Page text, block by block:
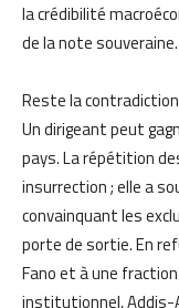
la crédibilité
de la note souveraine.
Reste la
Un dirigeant peut
pays. La répétition
insurrection ; elle a
convainquant les
porte de sortie. En
Fano et à une
institutionnel, Addis-